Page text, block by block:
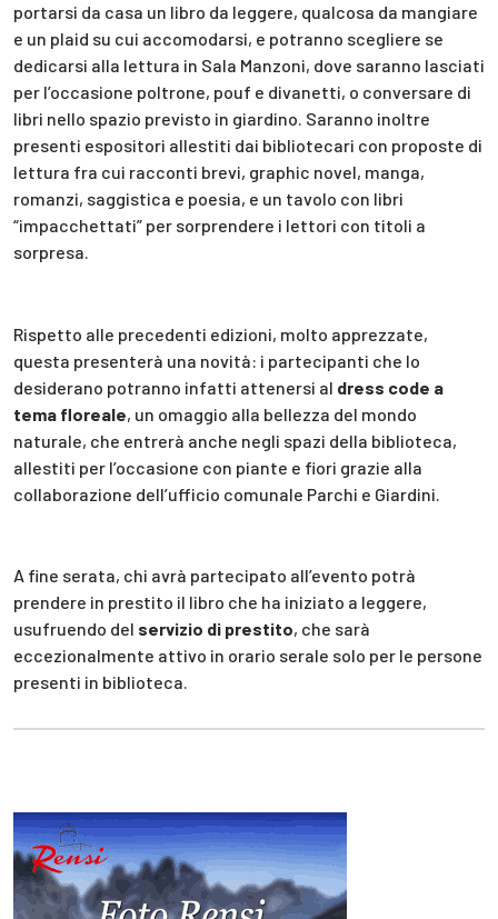
portarsi da casa un libro da leggere, qualcosa da mangiare
e un plaid su cui accomodarsi, e potranno scegliere se
dedicarsi alla lettura in Sala Manzoni, dove saranno lasciati
per l’occasione poltrone, pouf e divanetti, o conversare di
libri nello spazio previsto in giardino. Saranno inoltre
presenti espositori allestiti dai bibliotecari con proposte di
lettura fra cui racconti brevi, graphic novel, manga,
romanzi, saggistica e poesia, e un tavolo con libri
“impacchettati” per sorprendere i lettori con titoli a
sorpresa.
Rispetto alle precedenti edizioni, molto apprezzate,
questa presenterà una novità: i partecipanti che lo
desiderano potranno infatti attenersi al dress code a
tema floreale, un omaggio alla bellezza del mondo
naturale, che entrerà anche negli spazi della biblioteca,
allestiti per l’occasione con piante e fiori grazie alla
collaborazione dell’ufficio comunale Parchi e Giardini.
A fine serata, chi avrà partecipato all’evento potrà
prendere in prestito il libro che ha iniziato a leggere,
usufruendo del servizio di prestito, che sarà
eccezionalmente attivo in orario serale solo per le persone
presenti in biblioteca.